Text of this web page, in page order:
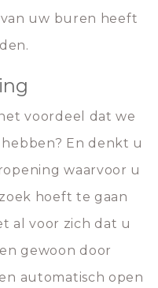
uw buren heeft
voordeel dat we
En denkt u
waarvoor u
hoeft te gaan
al voor zich dat u
gewoon door
automatisch open